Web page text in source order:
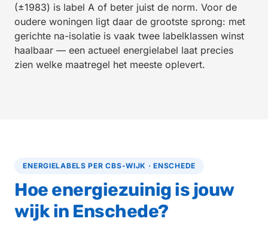
(±1983) is label A of beter juist de norm. Voor de
oudere woningen ligt daar de grootste sprong: met
gerichte na-isolatie is vaak twee labelklassen winst
haalbaar — een actueel energielabel laat precies
zien welke maatregel het meeste oplevert.
ENERGIELABELS PER CBS-WIJK · ENSCHEDE
Hoe energiezuinig is jouw
wijk in Enschede?